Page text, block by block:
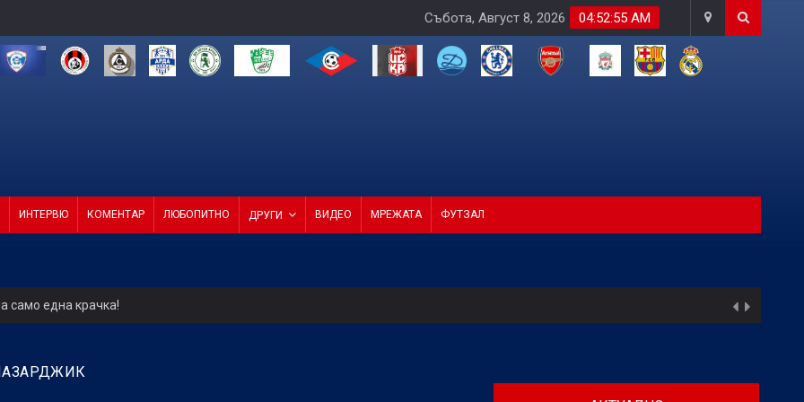
04:52:57 AM
Събота, Август 8, 2026
ИНТЕРВЮ КОМЕНТАР ЛЮБОПИТНО ДРУГИ ВИДЕО МРЕЖАТА ФУТЗАЛ
само една крачка!
от 4 в efbet Лига (ВИДЕО)